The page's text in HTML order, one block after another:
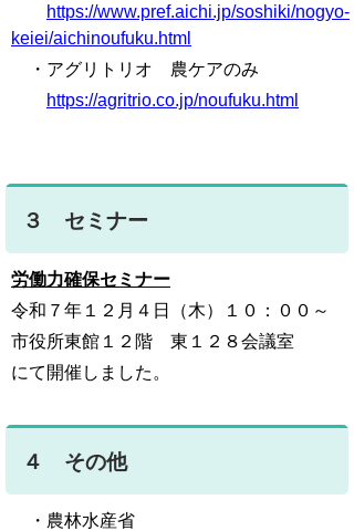
https://www.pref.aichi.jp/soshiki/nogyo-
keiei/aichinoufuku.html
・アグリトリオ 農ケアのみ
https://agritrio.co.jp/noufuku.html
３ セミナー
労働力確保セミナー
令和７年１２月４日（木）１０：００～
市役所東館１２階 東１２８会議室
にて開催しました。
４ その他
・農林水産省